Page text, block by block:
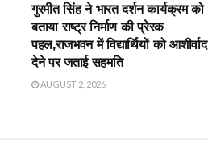
गुरमीत सिंह ने भारत दर्शन कार्यक्रम को
बताया राष्ट्र निर्माण की प्रेरक
पहल,राजभवन में विद्यार्थियों को आशीर्वाद
देने पर जताई सहमति
AUGUST 2, 2026